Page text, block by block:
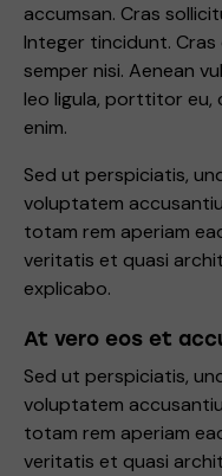
accumsan. Cras
Integer tincidunt. Cras
semper nisi. Aenean
leo ligula, porttitor eu,
enim.
Sed ut perspiciatis,
voluptatem
totam rem aperiam
veritatis et quasi
explicabo.
At vero eos et
Sed ut perspiciatis,
voluptatem
totam rem aperiam
veritatis et quasi